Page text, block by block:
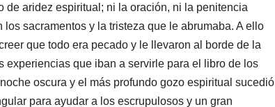
aridez espiritual; ni la oración, ni la penitencia
sacramentos y la tristeza que le abrumaba. A ello
que todo era pecado y le llevaron al borde de la
que iban a servirle para el libro de los
oscura y el más profundo gozo espiritual sucedió
para ayudar a los escrupulosos y un gran